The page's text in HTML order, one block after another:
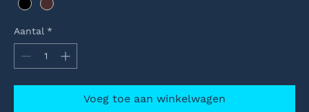
Aantal *
Voeg toe aan winkelwagen